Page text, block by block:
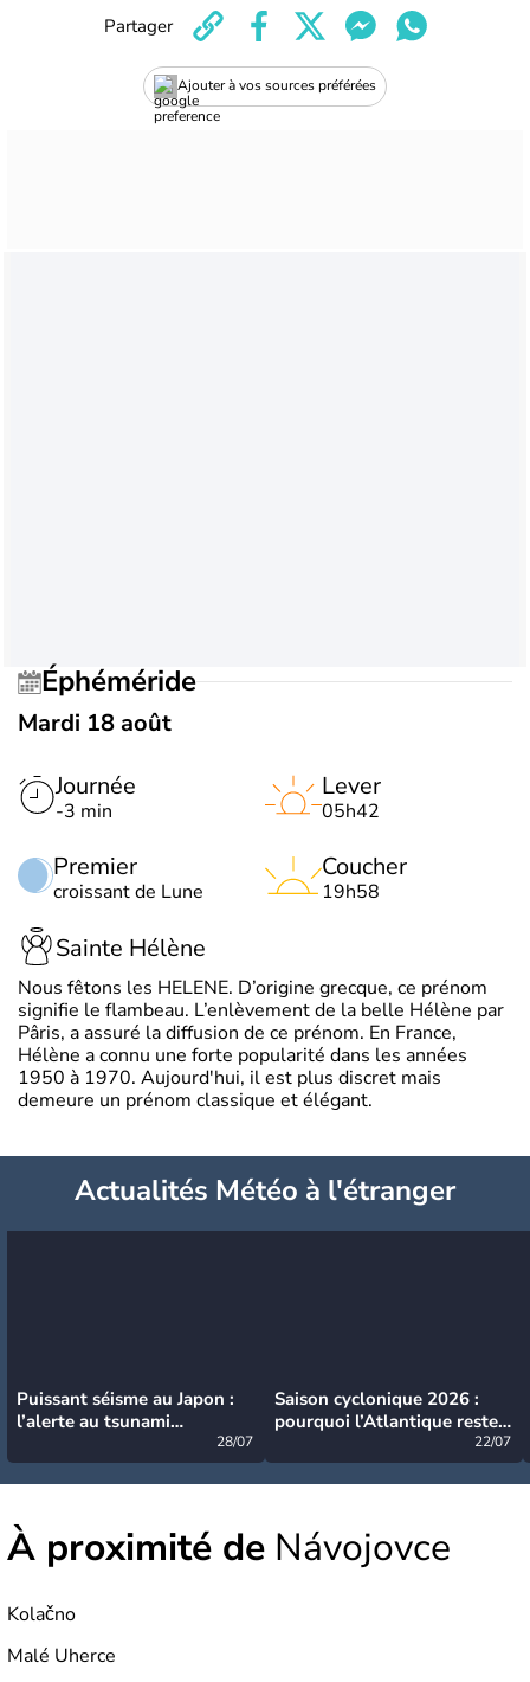
Ajouter à vos sources préférées
Partager
Éphéméride
Mardi 18 août
Journée
-3 min
Premier
croissant de Lune
Lever
05h42
Coucher
19h58
Sainte Hélène
Nous fêtons les HELENE. D’origine grecque, ce prénom
signifie le flambeau. L’enlèvement de la belle Hélène par
Pâris, a assuré la diffusion de ce prénom. En France,
Hélène a connu une forte popularité dans les années
1950 à 1970. Aujourd'hui, il est plus discret mais
demeure un prénom classique et élégant.
Actualités Météo à l'étranger
Puissant séisme au Japon :
l’alerte au tsunami
28/07
Saison cyclonique 2026 :
pourquoi l’Atlantique reste
22/07
À proximité de Návojovce
Kolačno
Malé Uherce